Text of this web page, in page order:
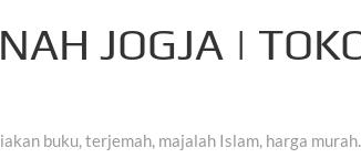
JOGJA |
buku, terjemah, majalah Islam, harga murah.